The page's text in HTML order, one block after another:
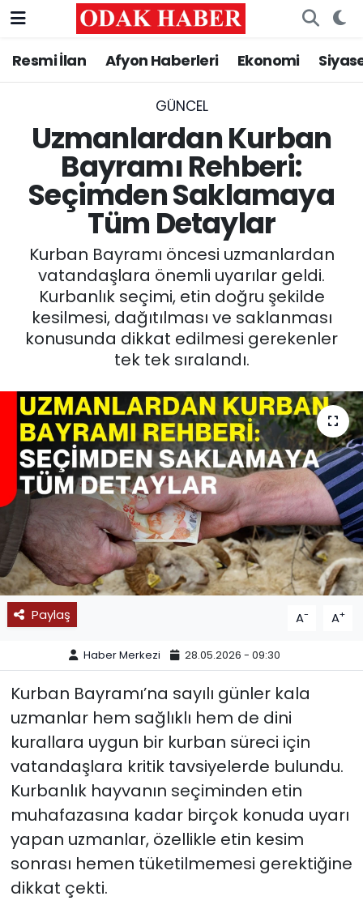
Resmi İlan Afyon Haberleri Ekonomi
GÜNCEL
Uzmanlardan Kurban
Bayramı Rehberi:
Seçimden Saklamaya
Tüm Detaylar
Kurban Bayramı öncesi uzmanlardan
vatandaşlara önemli uyarılar geldi.
Kurbanlık seçimi, etin doğru şekilde
kesilmesi, dağıtılması ve saklanması
konusunda dikkat edilmesi gerekenler
tek tek sıralandı.
Paylaş A- A+
Haber Merkezi 28.05.2026 - 09:30
Kurban Bayramı’na sayılı günler kala
uzmanlar hem sağlıklı hem de dini
kurallara uygun bir kurban süreci için
vatandaşlara kritik tavsiyelerde bulundu.
Kurbanlık hayvanın seçiminden etin
muhafazasına kadar birçok konuda uyarı
yapan uzmanlar, özellikle etin kesim
sonrası hemen tüketilmemesi gerektiğine
dikkat çekti.
AFYONKARAHİSAR HABERLERİ
ASAYİŞ
GÜNCEL
EĞİTİM
MAGAZİN
SAĞLIK
SPOR
11:11 MANŞET
Nöbetçi Eczaneler
Trafik Durumu
Süper Lig Puan Durumu ve Fikstür
Tüm Manşetler
Son Dakika Haberleri
Haber Arşivi